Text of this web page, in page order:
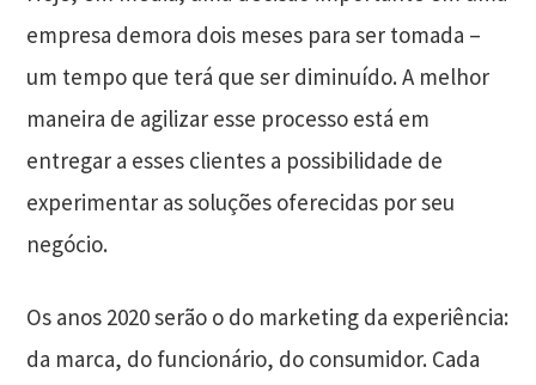
empresa demora dois meses para ser tomada –
um tempo que terá que ser diminuído. A melhor
maneira de agilizar esse processo está em
entregar a esses clientes a possibilidade de
experimentar as soluções oferecidas por seu
negócio.
Os anos 2020 serão o do marketing da experiência:
da marca, do funcionário, do consumidor. Cada